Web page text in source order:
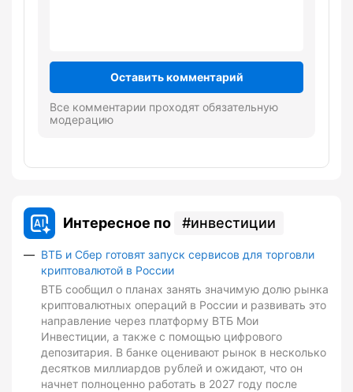
Оставить комментарий
Все комментарии проходят обязательную
модерацию
Интересное по инвестиции
ВТБ и Сбер готовят запуск сервисов для торговли
криптовалютой в России
ВТБ сообщил о планах занять значимую долю рынка
криптовалютных операций в России и развивать это
направление через платформу ВТБ Мои
Инвестиции, а также с помощью цифрового
депозитария. В банке оценивают рынок в несколько
десятков миллиардов рублей и ожидают, что он
начнет полноценно работать в 2027 году после